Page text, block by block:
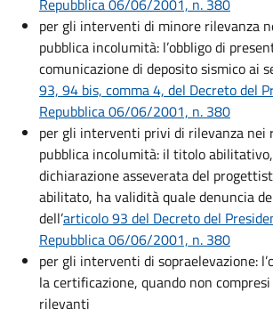
Repubblica 06/06/2001, n. 380
per gli interventi di minore rilevanza
pubblica incolumità: l’obbligo di
comunicazione di deposito sismico ai
93, 94 bis, comma 4, del Decreto del
Repubblica 06/06/2001, n. 380
per gli interventi privi di rilevanza nei
pubblica incolumità: il titolo
dichiarazione asseverata del
abilitato, ha validità quale denuncia
dell’articolo 93 del Decreto del
Repubblica 06/06/2001, n. 380
per gli interventi di sopraelevazione:
la certificazione, quando non
rilevanti